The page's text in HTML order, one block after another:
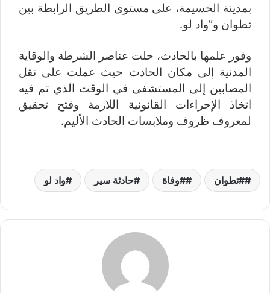
بمدينة الحسيمة، على مستوى الطريق الرابطة بين
تطوان و”واد لو.
وفور علمها بالحادث، حلت عناصر الشرطة والوقاية
المدنية إلى مكان الحادث حيث عملت على نقل
المصابين إلى المستشفى في الوقت الذي تم فيه
اتخاذ الإجراءات القانونية اللازمة وفتح تحقيق
لمعروف ظروف وملابسات الحادث الأليم.
#تطوان #وفاة حادثة سير واد لو